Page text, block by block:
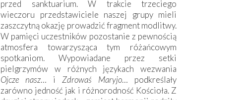
przed sanktuarium. W trakcie trzeciego
wieczoru przedstawiciele naszej grupy mieli
zaszczytną okazję prowadzić fragment modlitwy.
W pamięci uczestników pozostanie z pewnością
atmosfera towarzysząca tym różańcowym
spotkaniom. Wypowiadane przez setki
pielgrzymów w różnych językach wezwania
Ojcze nasz… i Zdrowaś Maryjo… podkreślały
zarówno jedność jak i różnorodność Kościoła. Z